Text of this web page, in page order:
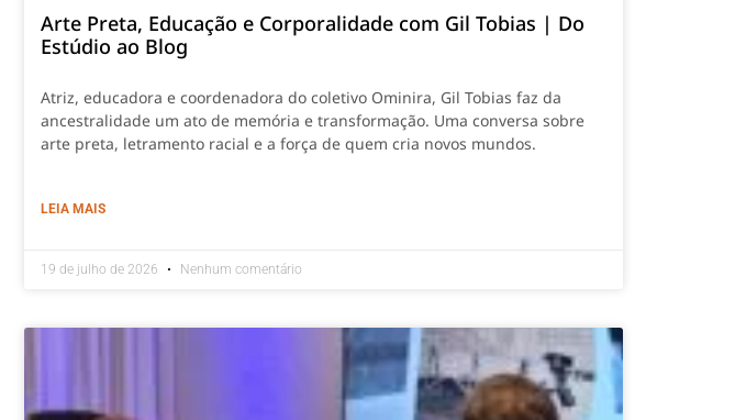
Arte Preta, Educação e Corporalidade com Gil Tobias | Do
Estúdio ao Blog
Atriz, educadora e coordenadora do coletivo Ominira, Gil Tobias faz da
ancestralidade um ato de memória e transformação. Uma conversa sobre
arte preta, letramento racial e a força de quem cria novos mundos.
LEIA MAIS
19 de julho de 2026 Nenhum comentário